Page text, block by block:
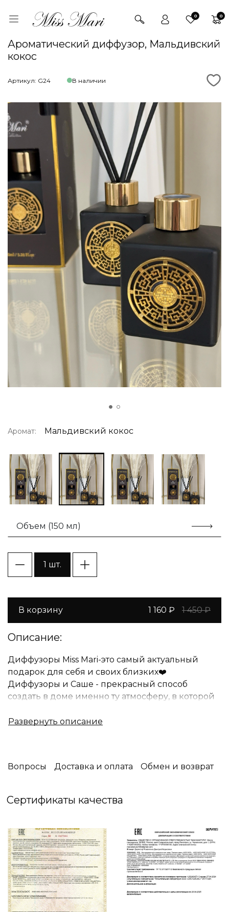
0 0
Ароматический диффузор, Мальдивский
кокос
Артикул: G24 В наличии
Аромат: Мальдивский кокос
Объем (150 мл)
1 шт.
В корзину 1 160 ₽ 1 450 ₽
Описание:
Диффузоры Miss Mari-это самый актуальный
подарок для себя и своих близких❤️
Диффузоры и Саше - прекрасный способ
создать в доме именно ту атмосферу, в которой
наслаждаться счастливыми моментами вместе с
запахов: фруктовых или цветочных, терпких или
свежих, пряных или сладких.
который будет ассоциироваться с вашим
уютным домом.
Побалуйте себя и окунитесь в свои мечты
вместе с Miss Mari❤️
Вопросы Доставка и оплата Обмен и возврат
Сертификаты качества